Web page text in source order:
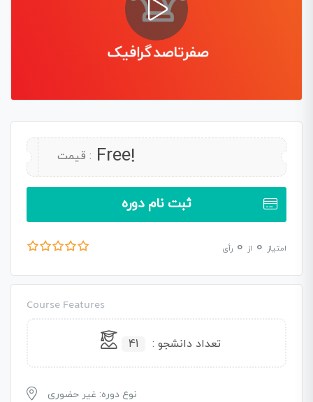
قیمت : Free!
ثبت نام دوره
امتیاز 0 از 0 رأی
Course Features
تعداد دانشجو : 41
نوع دوره: غیر حضوری